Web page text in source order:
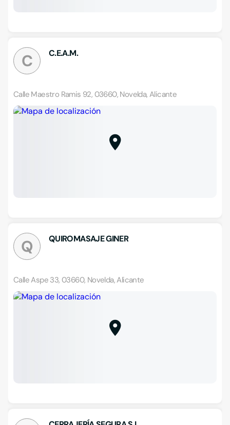
C C.E.A.M.
Calle Maestro Ramis 92, 03660, Novelda, Alicante
Q QUIROMASAJE GINER
Calle Aspe 33, 03660, Novelda, Alicante